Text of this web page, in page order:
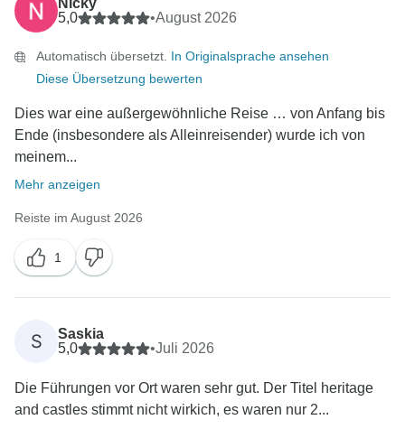
Nicky
5,0
•August 2026
Automatisch übersetzt. In Originalsprache ansehen
Diese Übersetzung bewerten
Dies war eine außergewöhnliche Reise … von Anfang bis
Ende (insbesondere als Alleinreisender) wurde ich von
meinem...
Mehr anzeigen
Reiste im August 2026
1
S
Saskia
5,0
•Juli 2026
Die Führungen vor Ort waren sehr gut. Der Titel heritage
and castles stimmt nicht wirkich, es waren nur 2...